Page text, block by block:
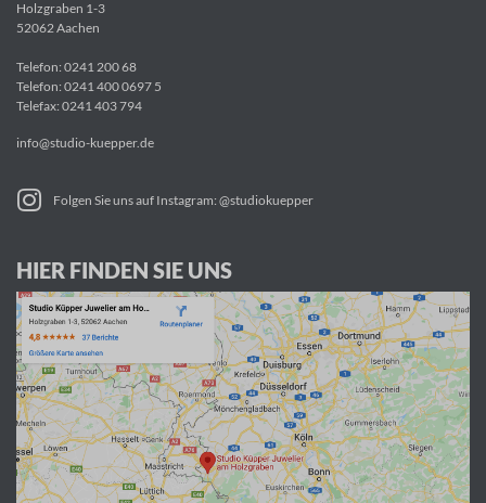
Holzgraben 1-3
52062 Aachen
Telefon: 0241 200 68
Telefon: 0241 400 0697 5
Telefax: 0241 403 794
info@studio-kuepper.de
Folgen Sie uns auf Instagram: @studiokuepper
HIER FINDEN SIE UNS